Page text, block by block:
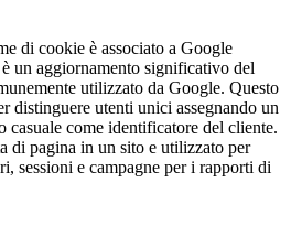
di cookie è associato a Google
un aggiornamento significativo del
utilizzato da Google. Questo
distinguere utenti unici assegnando un
casuale come identificatore del cliente.
di pagina in un sito e utilizzato per
sessioni e campagne per i rapporti di